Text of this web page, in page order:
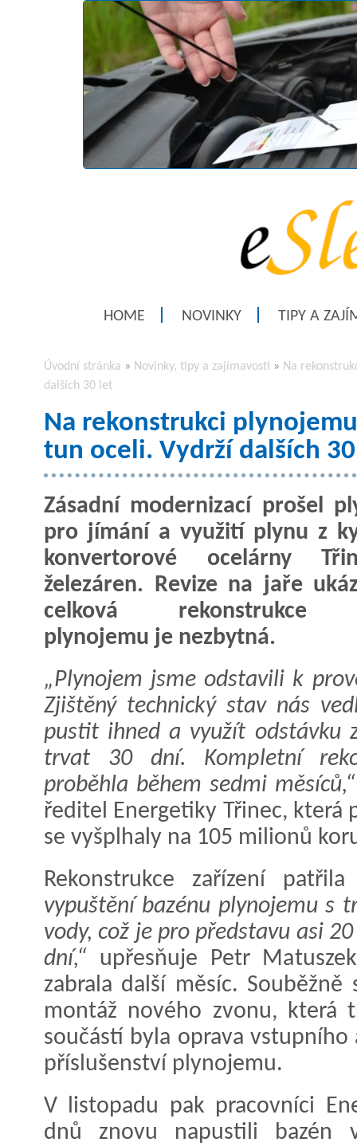
HOME NOVINKY TIPY A
Úvodní stránka » Novinky, tipy a zajímavosti » Na
dalších 30 let
Na rekonstrukci
tun oceli. Vydrží dalších
Zásadní modernizací prošel
pro jímání a využití plynu z
konvertorové ocelárny
železáren. Revize na jaře
celková rekonstrukce
plynojemu je nezbytná.
„Plynojem jsme odstavili k
Zjištěný technický stav nás
pustit ihned a využít odstávku
trvat 30 dní. Kompletní
proběhla během sedmi měsíců,“
ředitel Energetiky Třinec, která
se vyšplhaly na 105 milionů
Rekonstrukce zařízení
vypuštění bazénu plynojemu s
vody, což je pro představu asi
dní,“ upřesňuje Petr
zabrala další měsíc.
montáž nového zvonu, která
součástí byla oprava
příslušenství plynojemu.
V listopadu pak pracovníci
dnů znovu napustili bazén